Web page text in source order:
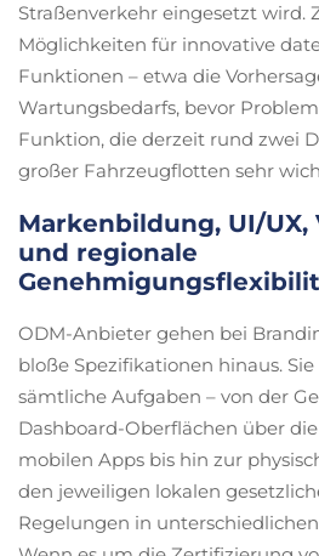
Straßenverkehr eingesetzt wird.
Möglichkeiten für innovative
Funktionen – etwa die
Wartungsbedarfs, bevor
Funktion, die derzeit rund zwei
großer Fahrzeugflotten sehr
Markenbildung, UI/UX,
und regionale
ODM-Anbieter gehen bei
bloße Spezifikationen hinaus.
sämtliche Aufgaben – von der
Dashboard-Oberflächen über
mobilen Apps bis hin zur
den jeweiligen lokalen
Regelungen in